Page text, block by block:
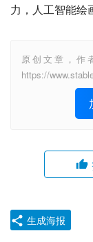
力，人工智能绘
原创文章，作
https://
生成海报